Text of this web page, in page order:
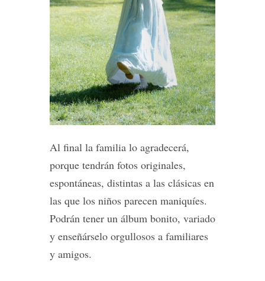
Al final la familia lo agradecerá,
porque tendrán fotos originales,
espontáneas, distintas a las clásicas en
las que los niños parecen maniquíes.
Podrán tener un álbum bonito, variado
y enseñárselo orgullosos a familiares
y amigos.